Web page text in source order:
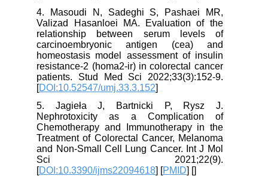
4. Masoudi N, Sadeghi S, Pashaei MR,
Valizad Hasanloei MA. Evaluation of the
relationship between serum levels of
carcinoembryonic antigen (cea) and
homeostasis model assessment of insulin
resistance-2 (homa2-ir) in colorectal cancer
patients. Stud Med Sci 2022;33(3):152-9.
[DOI:10.52547/umj.33.3.152
5. Jagieła J, Bartnicki P, Rysz J.
Nephrotoxicity as a Complication of
Chemotherapy and Immunotherapy in the
Treatment of Colorectal Cancer, Melanoma
and Non-Small Cell Lung Cancer. Int J Mol
Sci 2021;22(9).
[DOI:10.3390/ijms22094618] [PMID] [